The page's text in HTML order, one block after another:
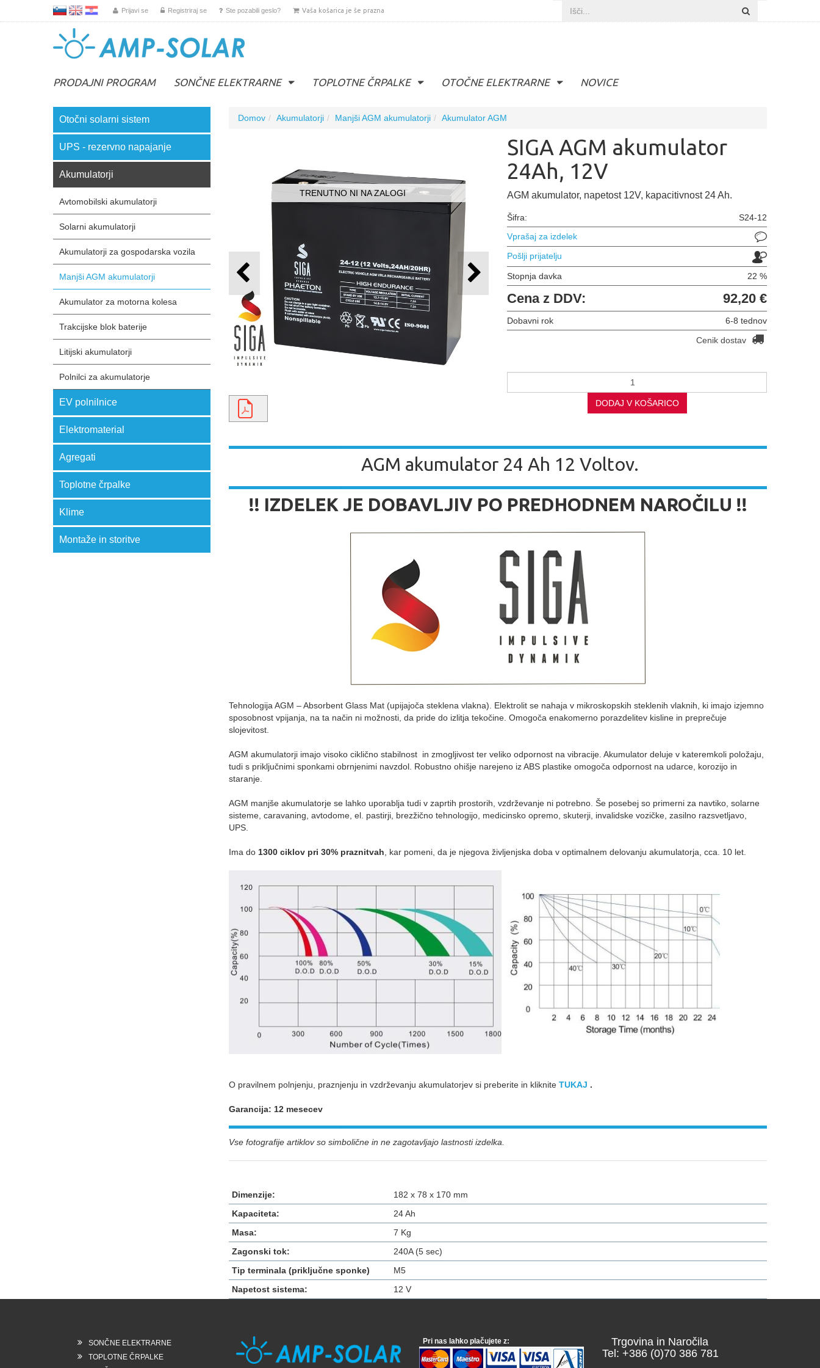
Prijavi se Registriraj se Ste pozabili geslo? Vaša košarica je še prazna
PRODAJNI PROGRAM SONČNE ELEKTRARNE TOPLOTNE ČRPALKE OTOČNE ELEKTRARNE NOVICE
Otočni solarni sistem
UPS - rezervno napajanje
Akumulatorji
Avtomobilski akumulatorji
Solarni akumulatorji
Akumulatorji za gospodarska vozila
Manjši AGM akumulatorji
Akumulator za motorna kolesa
Trakcijske blok baterije
Litijski akumulatorji
Polnilci za akumulatorje
EV polnilnice
Elektromaterial
Agregati
Toplotne črpalke
Klime
Montaže in storitve
Domov Akumulatorji Manjši AGM akumulatorji Akumulator AGM
TRENUTNO NI NA ZALOGI
SIGA AGM akumulator
24Ah, 12V
AGM akumulator, napetost 12V, kapacitivnost 24 Ah.
Šifra:
S24-12
Vprašaj za izdelek
Pošlji prijatelju
Stopnja davka 22 %
Cena z DDV: 92,20 €
Dobavni rok
6-8 tednov
Cenik dostav
DODAJ V KOŠARICO
AGM akumulator 24 Ah 12 Voltov.
!! IZDELEK JE DOBAVLJIV PO PREDHODNEM NAROČILU !!
Tehnologija AGM – Absorbent Glass Mat (upijajoča steklena vlakna). Elektrolit se nahaja v mikroskopskih steklenih vlaknih, ki imajo izjemno
sposobnost vpijanja, na ta način ni možnosti, da pride do izlitja tekočine. Omogoča enakomerno porazdelitev kisline in preprečuje
slojevitost.
AGM akumulatorji imajo visoko ciklično stabilnost in zmogljivost ter veliko odpornost na vibracije. Akumulator deluje v kateremkoli položaju,
tudi s priključnimi sponkami obrnjenimi navzdol. Robustno ohišje narejeno iz ABS plastike omogoča odpornost na udarce, korozijo in
staranje.
AGM manjše akumulatorje se lahko uporablja tudi v zaprtih prostorih, vzdrževanje ni potrebno. Še posebej so primerni za navtiko, solarne
sisteme, caravaning, avtodome, el. pastirji, brezžično tehnologijo, medicinsko opremo, skuterji, invalidske vozičke, zasilno razsvetljavo,
UPS.
Ima do 1300 ciklov pri 30% praznitvah , kar pomeni, da je njegova življenjska doba v optimalnem delovanju akumulatorja, cca. 10 let.
O pravilnem polnjenju, praznjenju in vzdrževanju akumulatorjev si preberite in kliknite TUKAJ .
Garancija: 12 mesecev
Vse fotografije artiklov so simbolične in ne zagotavljajo lastnosti izdelka.
Dimenzije:
182 x 78 x 170 mm
Kapaciteta:
24 Ah
Masa:
7 Kg
Zagonski tok:
240A (5 sec)
Tip terminala (priključne sponke)
M5
Napetost sistema:
12 V
SONČNE ELEKTRARNE
TOPLOTNE ČRPALKE
Pri nas lahko plačujete z:
Trgovina in Naročila
Tel: +386 (0)70 386 781